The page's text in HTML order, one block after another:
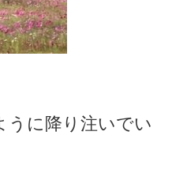
うに降り注いでい